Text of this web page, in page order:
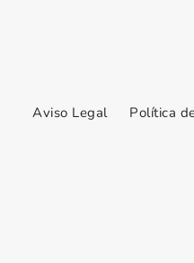
Aviso Legal Política